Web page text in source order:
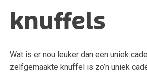
knuffels
Wat is er nou leuker dan een uniek
zelfgemaakte knuffel is zo’n uniek